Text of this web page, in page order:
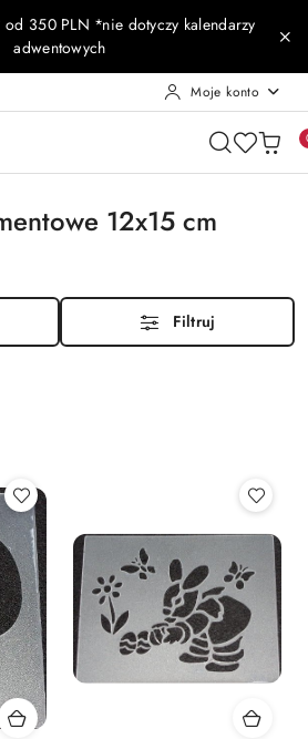
350 PLN *nie dotyczy kalendarzy
adwentowych
Moje konto
12x15 cm
Filtruj